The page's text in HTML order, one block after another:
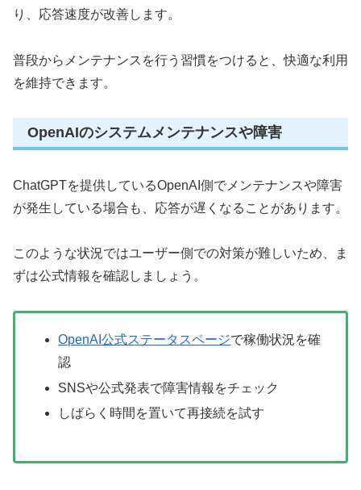
り、応答速度が改善します。
普段からメンテナンスを行う習慣をつけると、快適な利用
を維持できます。
OpenAIのシステムメンテナンスや障害
ChatGPTを提供しているOpenAI側でメンテナンスや障害
が発生している場合も、応答が遅くなることがあります。
このような状況ではユーザー側での対策が難しいため、ま
ずは公式情報を確認しましょう。
OpenAI公式ステータスページで稼働状況を確
認
SNSや公式発表で障害情報をチェック
しばらく時間を置いて再接続を試す